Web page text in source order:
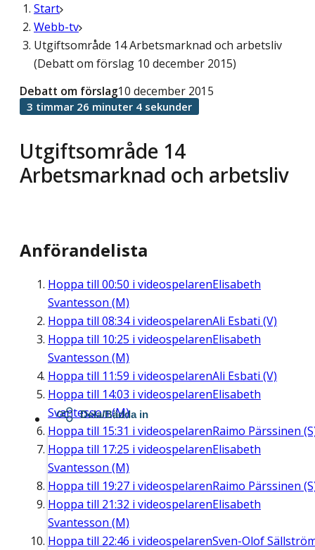
Start
Webb-tv
Utgiftsområde 14 Arbetsmarknad och arbetsliv
(Debatt om förslag 10 december 2015)
Utgiftsområde 14
Arbetsmarknad och arbetsliv
Debatt om förslag10 december 2015
3 timmar 26 minuter 4 sekunder
Anförandelista
Hoppa till 00:50 i videospelarenElisabeth
Svantesson (M)
Hoppa till 08:34i videospelarenAli Esbati (V)
Hoppa till 10:25 i videospelarenElisabeth
Svantesson (M)
Hoppa till 11:59 i videospelarenAli Esbati (V)
Hoppa till 14:03 i videospelarenElisabeth
Svantesson (M)
Hoppa till 15:31 i videospelarenRaimo Pärssinen
Hoppa till 17:25 i videospelarenElisabeth
Svantesson (M)
Hoppa till 19:27 i videospelarenRaimo Pärssinen
Hoppa till 21:32 i videospelarenElisabeth
Svantesson (M)
Hoppa till 22:46 i videospelarenSven-Olof
Dela/Bädda in